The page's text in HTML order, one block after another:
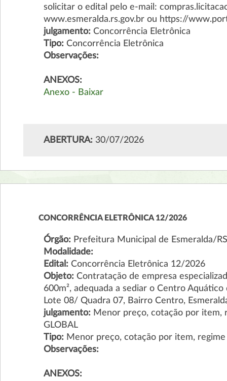
solicitar o edital pelo e-mail:
www.esmeralda.rs.gov.br ou https://
julgamento:Concorrência Eletrônica
Tipo:Concorrência Eletrônica
Observações:
ANEXOS:
Anexo - Baixar
ABERTURA:30/07/2026
CONCORRÊNCIA ELETRÔNICA 12/2026
Órgão:Prefeitura Municipal de Esmeralda/RS
Modalidade:
Edital:Concorrência Eletrônica 12/2026
Objeto:Contratação de empresa
600m², adequada a sediar o Centro
Lote 08/ Quadra 07, Bairro Centro,
julgamento:Menor preço, cotação por item,
GLOBAL
Tipo:Menor preço, cotação por item, regime
Observações:
ANEXOS: